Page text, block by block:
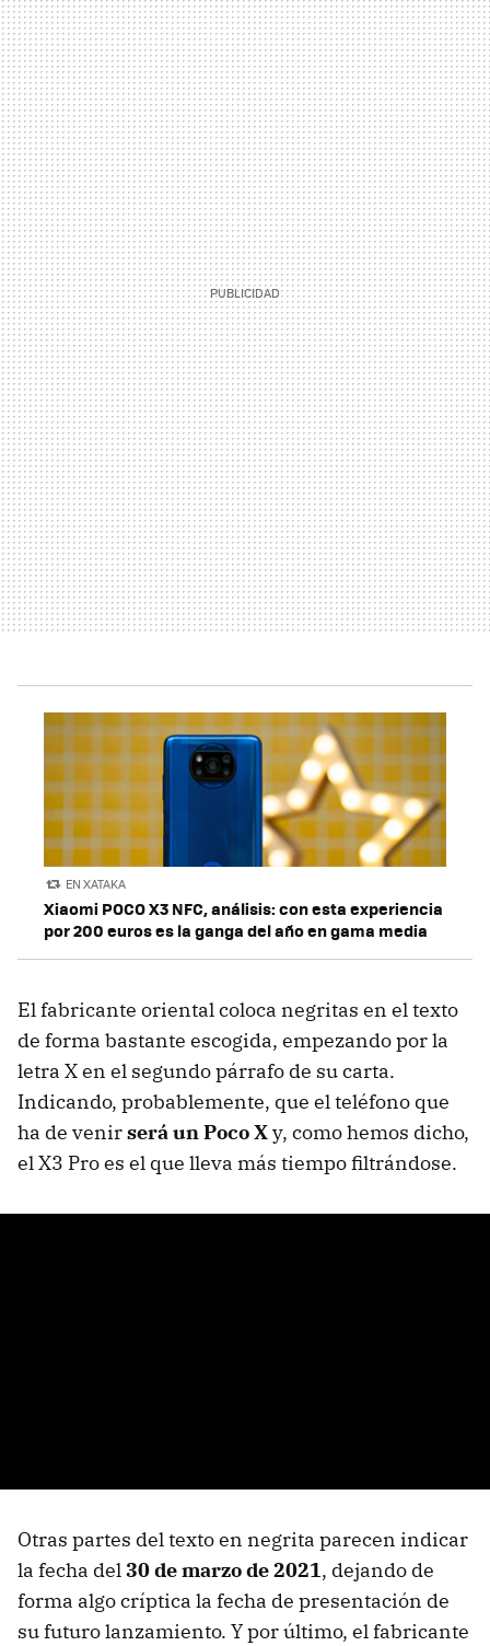
EN XATAKA
Xiaomi POCO X3 NFC, análisis: con esta experiencia
por 200 euros es la ganga del año en gama media
El fabricante oriental coloca negritas en el texto
de forma bastante escogida, empezando por la
letra X en el segundo párrafo de su carta.
Indicando, probablemente, que el teléfono que
ha de venirserá un Poco Xy, como hemos dicho,
el X3 Pro es el que lleva más tiempo filtrándose.
Otras partes del texto en negrita parecen indicar
la fecha del30 de marzo de 2021, dejando de
forma algo críptica la fecha de presentación de
su futuro lanzamiento. Y por último, el fabricante